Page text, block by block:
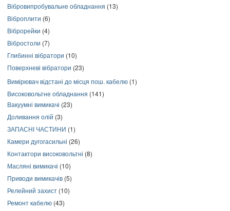
Вібровипробувальне обладнання (13)
Віброплити (6)
Віброрейки (4)
Вібростоли (7)
Глибинні вібратори (10)
Поверхневі вібратори (23)
Вимірювач відстані до місця пош. кабелю (1)
Високовольтне обладнання (141)
Вакуумні вимикачі (23)
Доливання олій (3)
ЗАПАСНІ ЧАСТИНИ (1)
Камери дугогасильні (26)
Контактори високовольтні (8)
Масляні вимикачі (10)
Приводи вимикачів (5)
Релейний захист (10)
Ремонт кабелю (43)